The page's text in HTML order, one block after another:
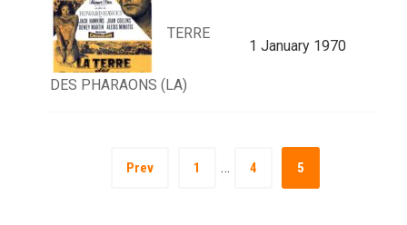
TERRE
DES PHARAONS (LA)
1 January 1970
Prev 1 … 4 5